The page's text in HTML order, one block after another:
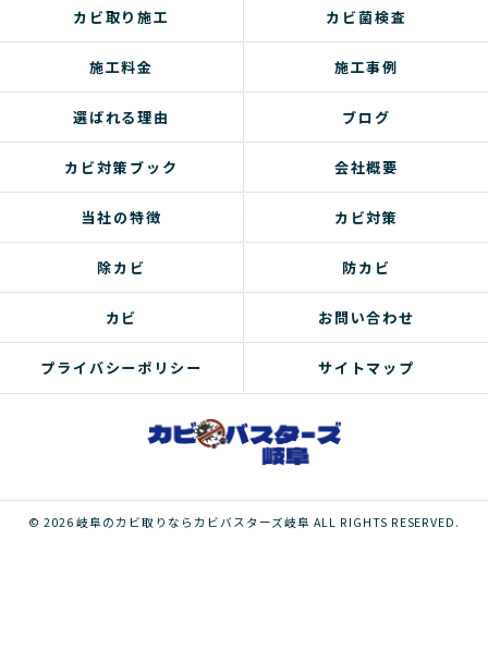
カビ取り施工 カビ菌検査
施工料金 施工事例
選ばれる理由 ブログ
カビ対策ブック 会社概要
当社の特徴 カビ対策
除カビ 防カビ
カビ お問い合わせ
プライバシーポリシー サイトマップ
© 2026 岐阜のカビ取りならカビバスターズ岐阜 ALL RIGHTS RESERVED.